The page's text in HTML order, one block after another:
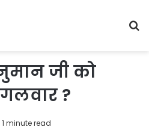
जी को
?
1 minute read